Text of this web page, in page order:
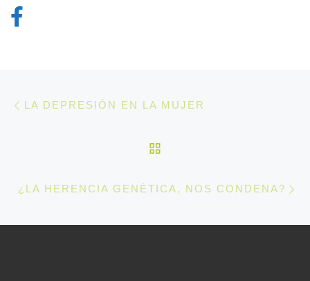
Navegación de entradas
LA DEPRESIÓN EN LA MUJER
¿LA HERENCIA GENÉTICA, NOS CONDENA?